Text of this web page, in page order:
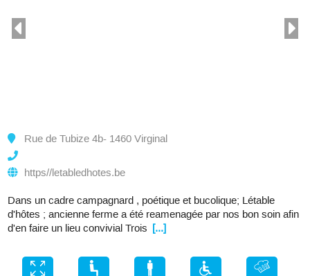
Rue de Tubize 4b- 1460 Virginal
https//letabledhotes.be
Dans un cadre campagnard , poétique et bucolique; Létable
d'hôtes ; ancienne ferme a été reamenagée par nos bon soin afin
d'en faire un lieu convivial Trois [...]